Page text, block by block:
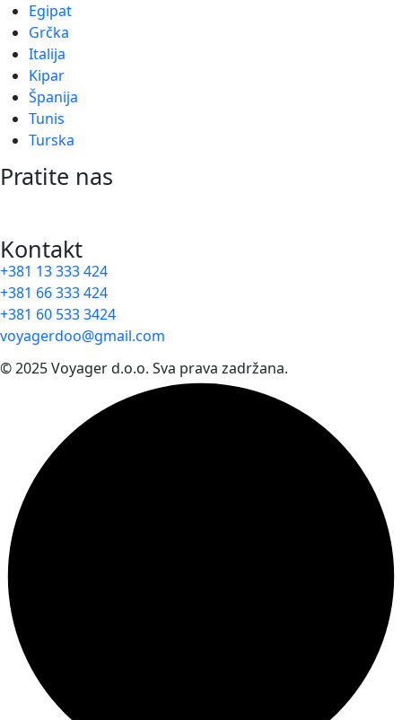
Egipat
Grčka
Italija
Kipar
Španija
Tunis
Turska
Pratite nas
Kontakt
+381 13 333 424
+381 66 333 424
+381 60 533 3424
voyagerdoo@gmail.com
© 2025 Voyager d.o.o. Sva prava zadržana.